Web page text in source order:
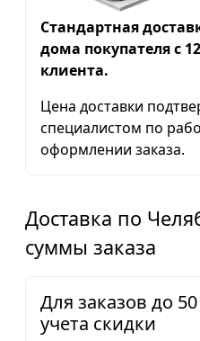
Стандартная
дома покупателя с
клиента.
Цена доставки
специалистом по
оформлении заказа.
Доставка по
суммы заказа
Для заказов до
учета скидки